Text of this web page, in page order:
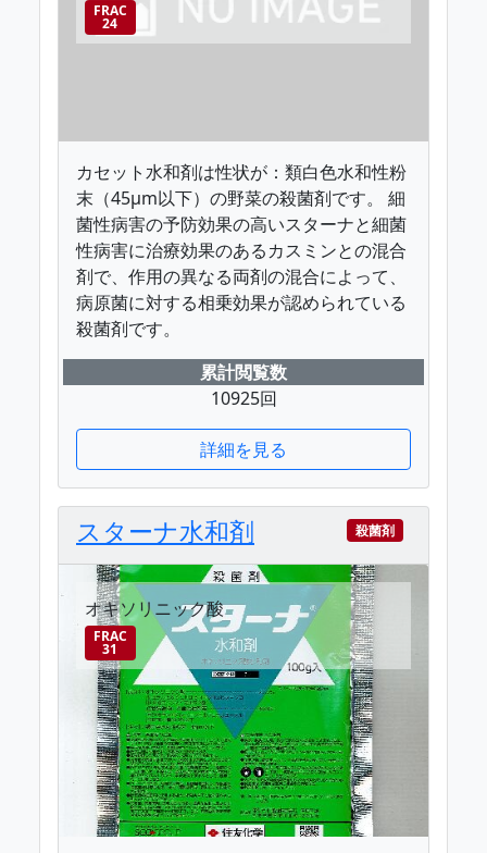
FRAC
24
カセット水和剤は性状が：類白色水和性粉
末（45μm以下）の野菜の殺菌剤です。 細
菌性病害の予防効果の高いスターナと細菌
性病害に治療効果のあるカスミンとの混合
剤で、作用の異なる両剤の混合によって、
病原菌に対する相乗効果が認められている
殺菌剤です。
累計閲覧数
10925回
詳細を見る
スターナ水和剤 殺菌剤
オキソリニック酸
FRAC
31